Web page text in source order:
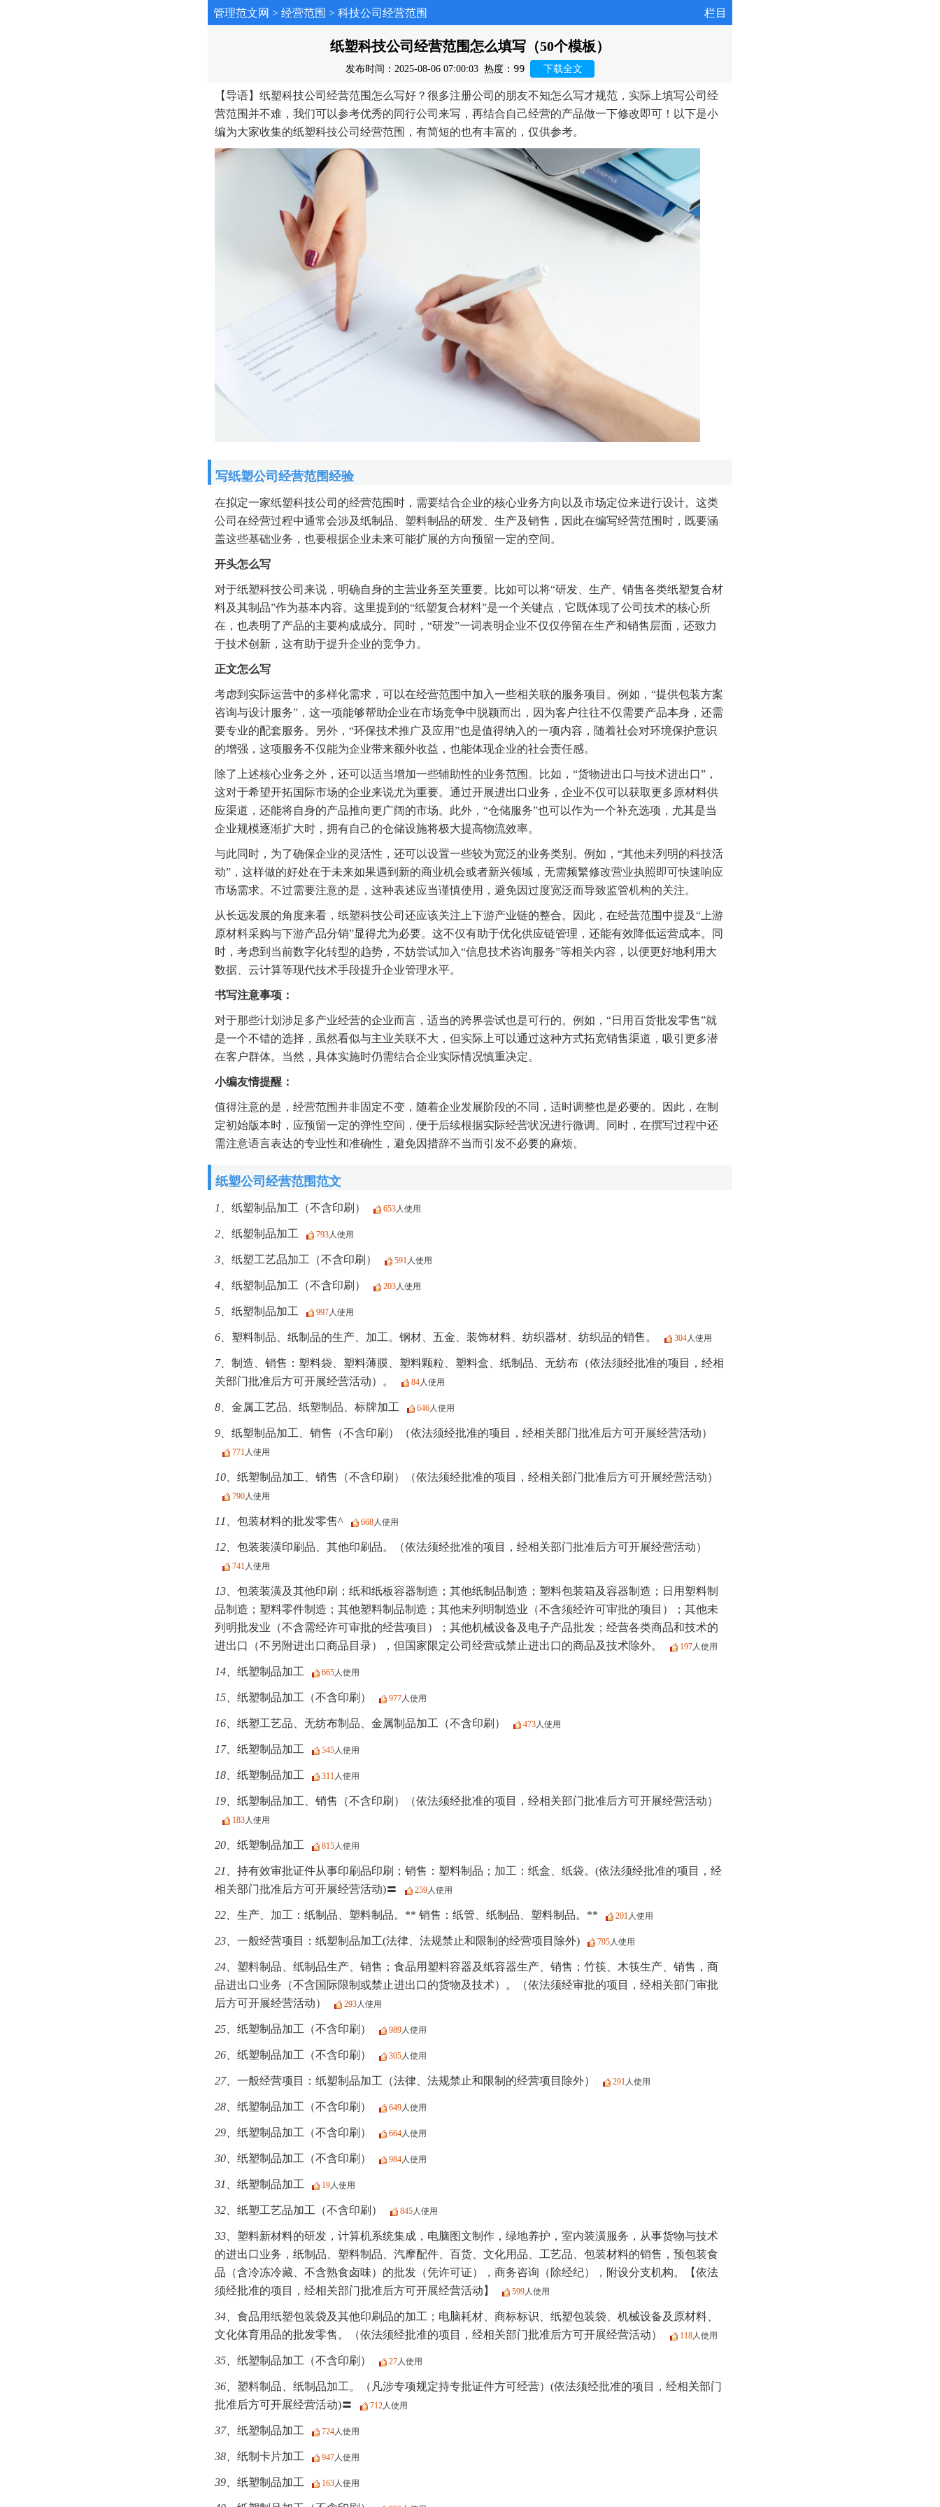
管理范文网 > 经营范围 > 科技公司经营范围 栏目
纸塑科技公司经营范围怎么填写（50个模板）
发布时间：2025-08-06 07:00:03 热度： 99 下载全文
【导语】纸塑科技公司经营范围怎么写好？很多注册公司的朋友不知怎么写才规范，实际上填写公司经
营范围并不难，我们可以参考优秀的同行公司来写，再结合自己经营的产品做一下修改即可！以下是小
编为大家收集的纸塑科技公司经营范围，有简短的也有丰富的，仅供参考。
写纸塑公司经营范围经验
在拟定一家纸塑科技公司的经营范围时，需要结合企业的核心业务方向以及市场定位来进行设计。这类
公司在经营过程中通常会涉及纸制品、塑料制品的研发、生产及销售，因此在编写经营范围时，既要涵
盖这些基础业务，也要根据企业未来可能扩展的方向预留一定的空间。
开头怎么写
对于纸塑科技公司来说，明确自身的主营业务至关重要。比如可以将“研发、生产、销售各类纸塑复合材
料及其制品”作为基本内容。这里提到的“纸塑复合材料”是一个关键点，它既体现了公司技术的核心所
在，也表明了产品的主要构成成分。同时，“研发”一词表明企业不仅仅停留在生产和销售层面，还致力
于技术创新，这有助于提升企业的竞争力。
正文怎么写
考虑到实际运营中的多样化需求，可以在经营范围中加入一些相关联的服务项目。例如，“提供包装方案
咨询与设计服务”，这一项能够帮助企业在市场竞争中脱颖而出，因为客户往往不仅需要产品本身，还需
要专业的配套服务。另外，“环保技术推广及应用”也是值得纳入的一项内容，随着社会对环境保护意识
的增强，这项服务不仅能为企业带来额外收益，也能体现企业的社会责任感。
除了上述核心业务之外，还可以适当增加一些辅助性的业务范围。比如，“货物进出口与技术进出口”，
这对于希望开拓国际市场的企业来说尤为重要。通过开展进出口业务，企业不仅可以获取更多原材料供
应渠道，还能将自身的产品推向更广阔的市场。此外，“仓储服务”也可以作为一个补充选项，尤其是当
企业规模逐渐扩大时，拥有自己的仓储设施将极大提高物流效率。
与此同时，为了确保企业的灵活性，还可以设置一些较为宽泛的业务类别。例如，“其他未列明的科技活
动”，这样做的好处在于未来如果遇到新的商业机会或者新兴领域，无需频繁修改营业执照即可快速响应
市场需求。不过需要注意的是，这种表述应当谨慎使用，避免因过度宽泛而导致监管机构的关注。
从长远发展的角度来看，纸塑科技公司还应该关注上下游产业链的整合。因此，在经营范围中提及“上游
原材料采购与下游产品分销”显得尤为必要。这不仅有助于优化供应链管理，还能有效降低运营成本。同
时，考虑到当前数字化转型的趋势，不妨尝试加入“信息技术咨询服务”等相关内容，以便更好地利用大
数据、云计算等现代技术手段提升企业管理水平。
书写注意事项：
对于那些计划涉足多产业经营的企业而言，适当的跨界尝试也是可行的。例如，“日用百货批发零售”就
是一个不错的选择，虽然看似与主业关联不大，但实际上可以通过这种方式拓宽销售渠道，吸引更多潜
在客户群体。当然，具体实施时仍需结合企业实际情况慎重决定。
小编友情提醒：
值得注意的是，经营范围并非固定不变，随着企业发展阶段的不同，适时调整也是必要的。因此，在制
定初始版本时，应预留一定的弹性空间，便于后续根据实际经营状况进行微调。同时，在撰写过程中还
需注意语言表达的专业性和准确性，避免因措辞不当而引发不必要的麻烦。
纸塑公司经营范围范文
1、 纸塑制品加工（不含印刷） 653 人使用
2、 纸塑制品加工 793 人使用
3、 纸塑工艺品加工（不含印刷） 591 人使用
4、 纸塑制品加工（不含印刷） 203 人使用
5、 纸塑制品加工 997 人使用
6、 塑料制品、纸制品的生产、加工。钢材、五金、装饰材料、纺织器材、纺织品的销售。 304 人使用
7、 制造、销售：塑料袋、塑料薄膜、塑料颗粒、塑料盒、纸制品、无纺布（依法须经批准的项目，经相
关部门批准后方可开展经营活动）。
84 人使用
8、 金属工艺品、纸塑制品、标牌加工 646 人使用
9、 纸塑制品加工、销售（不含印刷）（依法须经批准的项目，经相关部门批准后方可开展经营活动）
771 人使用
10、 纸塑制品加工、销售（不含印刷）（依法须经批准的项目，经相关部门批准后方可开展经营活动）
790 人使用
11、 包装材料的批发零售^ 668 人使用
12、 包装装潢印刷品、其他印刷品。（依法须经批准的项目，经相关部门批准后方可开展经营活动）
741 人使用
13、 包装装潢及其他印刷；纸和纸板容器制造；其他纸制品制造；塑料包装箱及容器制造；日用塑料制
品制造；塑料零件制造；其他塑料制品制造；其他未列明制造业（不含须经许可审批的项目）；其他未
列明批发业（不含需经许可审批的经营项目）；其他机械设备及电子产品批发；经营各类商品和技术的
进出口（不另附进出口商品目录），但国家限定公司经营或禁止进出口的商品及技术除外。
197 人使用
14、 纸塑制品加工 665 人使用
15、 纸塑制品加工（不含印刷） 977 人使用
16、 纸塑工艺品、无纺布制品、金属制品加工（不含印刷） 473 人使用
17、 纸塑制品加工 545 人使用
18、 纸塑制品加工 311 人使用
19、 纸塑制品加工、销售（不含印刷）（依法须经批准的项目，经相关部门批准后方可开展经营活动）
183 人使用
20、 纸塑制品加工 815 人使用
21、 持有效审批证件从事印刷品印刷；销售：塑料制品；加工：纸盒、纸袋。(依法须经批准的项目，经
相关部门批准后方可开展经营活动)〓
259 人使用
22、 生产、加工：纸制品、塑料制品。** 销售：纸管、纸制品、塑料制品。** 201 人使用
23、 一般经营项目：纸塑制品加工(法律、法规禁止和限制的经营项目除外) 795 人使用
24、 塑料制品、纸制品生产、销售；食品用塑料容器及纸容器生产、销售；竹筷、木筷生产、销售，商
品进出口业务（不含国际限制或禁止进出口的货物及技术）。（依法须经审批的项目，经相关部门审批
后方可开展经营活动）
293 人使用
25、 纸塑制品加工（不含印刷） 989 人使用
26、 纸塑制品加工（不含印刷） 305 人使用
27、 一般经营项目：纸塑制品加工（法律、法规禁止和限制的经营项目除外） 291 人使用
28、 纸塑制品加工（不含印刷） 649 人使用
29、 纸塑制品加工（不含印刷） 664 人使用
30、 纸塑制品加工（不含印刷） 984 人使用
31、 纸塑制品加工 19 人使用
32、 纸塑工艺品加工（不含印刷） 845 人使用
33、 塑料新材料的研发，计算机系统集成，电脑图文制作，绿地养护，室内装潢服务，从事货物与技术
的进出口业务，纸制品、塑料制品、汽摩配件、百货、文化用品、工艺品、包装材料的销售，预包装食
品（含冷冻冷藏、不含熟食卤味）的批发（凭许可证），商务咨询（除经纪），附设分支机构。【依法
须经批准的项目，经相关部门批准后方可开展经营活动】
599 人使用
34、 食品用纸塑包装袋及其他印刷品的加工；电脑耗材、商标标识、纸塑包装袋、机械设备及原材料、
文化体育用品的批发零售。（依法须经批准的项目，经相关部门批准后方可开展经营活动）
118 人使用
35、 纸塑制品加工（不含印刷） 27 人使用
36、 塑料制品、纸制品加工。（凡涉专项规定持专批证件方可经营）(依法须经批准的项目，经相关部门
批准后方可开展经营活动)〓
712 人使用
37、 纸塑制品加工 724 人使用
38、 纸制卡片加工 947 人使用
39、 纸塑制品加工 163 人使用